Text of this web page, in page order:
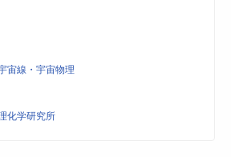
宙線・宇宙物理
化学研究所